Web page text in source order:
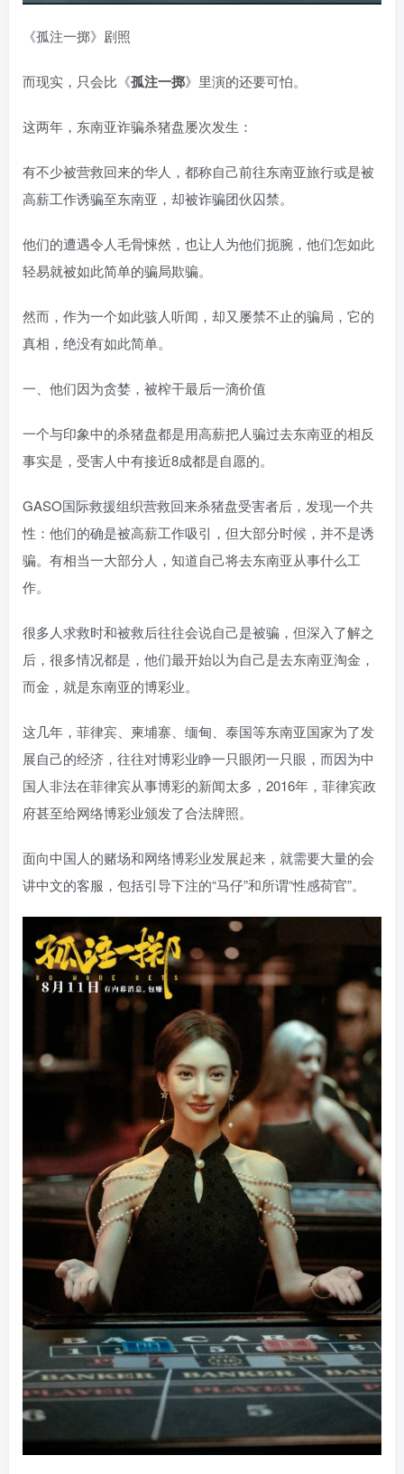
《孤注一掷》剧照
而现实，只会比《孤注一掷》里演的还要可怕。
这两年，东南亚诈骗杀猪盘屡次发生：
有不少被营救回来的华人，都称自己前往东南亚旅行或是被
高薪工作诱骗至东南亚，却被诈骗团伙囚禁。
他们的遭遇令人毛骨悚然，也让人为他们扼腕，他们怎如此
轻易就被如此简单的骗局欺骗。
然而，作为一个如此骇人听闻，却又屡禁不止的骗局，它的
真相，绝没有如此简单。
一、他们因为贪婪，被榨干最后一滴价值
一个与印象中的杀猪盘都是用高薪把人骗过去东南亚的相反
事实是，受害人中有接近8成都是自愿的。
GASO国际救援组织营救回来杀猪盘受害者后，发现一个共
性：他们的确是被高薪工作吸引，但大部分时候，并不是诱
骗。有相当一大部分人，知道自己将去东南亚从事什么工
作。
很多人求救时和被救后往往会说自己是被骗，但深入了解之
后，很多情况都是，他们最开始以为自己是去东南亚淘金，
而金，就是东南亚的博彩业。
这几年，菲律宾、柬埔寨、缅甸、泰国等东南亚国家为了发
展自己的经济，往往对博彩业睁一只眼闭一只眼，而因为中
国人非法在菲律宾从事博彩的新闻太多，2016年，菲律宾政
府甚至给网络博彩业颁发了合法牌照。
面向中国人的赌场和网络博彩业发展起来，就需要大量的会
讲中文的客服，包括引导下注的“马仔”和所谓“性感荷官”。